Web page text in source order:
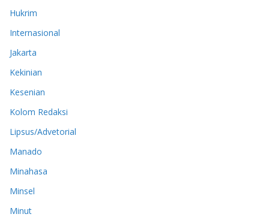
Hukrim
Internasional
Jakarta
Kekinian
Kesenian
Kolom Redaksi
Lipsus/Advetorial
Manado
Minahasa
Minsel
Minut